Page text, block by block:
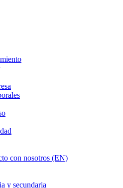
con nosotros (EN)
y secundaria